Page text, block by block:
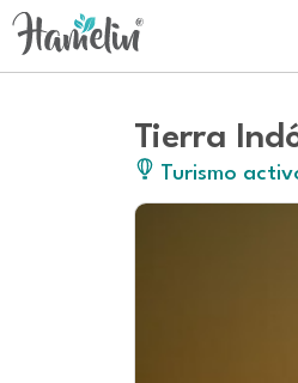
Tierra
Turismo